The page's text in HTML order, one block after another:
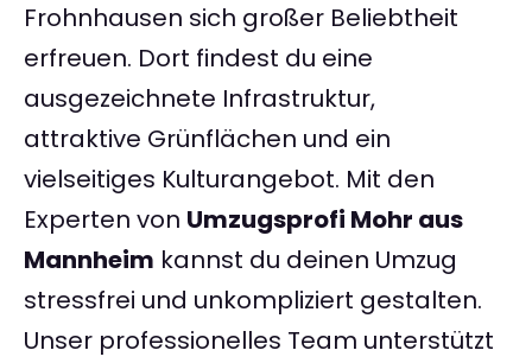
Frohnhausen sich großer Beliebtheit
erfreuen. Dort findest du eine
ausgezeichnete Infrastruktur,
attraktive Grünflächen und ein
vielseitiges Kulturangebot. Mit den
Experten von Umzugsprofi Mohr aus
Mannheim kannst du deinen Umzug
stressfrei und unkompliziert gestalten.
Unser professionelles Team unterstützt